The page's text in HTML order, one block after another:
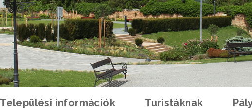
Települési információk Turistáknak